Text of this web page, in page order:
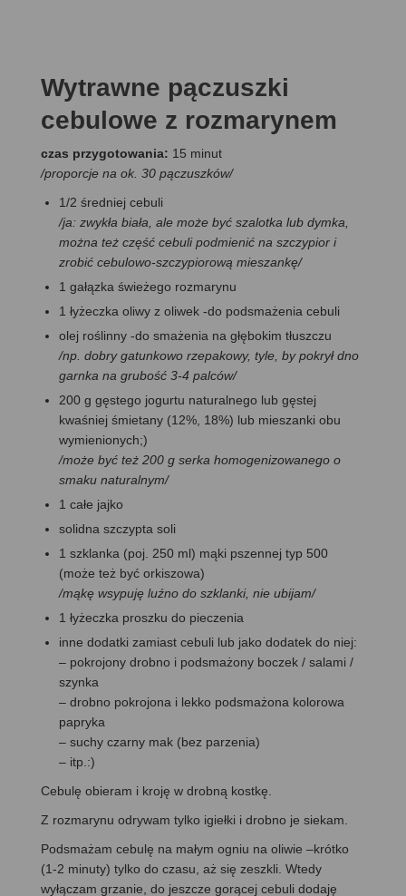
Wytrawne pączuszki
cebulowe z rozmarynem
czas przygotowania: 15 minut
/proporcje na ok. 30 pączuszków/
1/2 średniej cebuli
/ja: zwykła biała, ale może być szalotka lub dymka,
można też część cebuli podmienić na szczypior i
zrobić cebulowo-szczypiorową mieszankę/
1 gałązka świeżego rozmarynu
1 łyżeczka oliwy z oliwek -do podsmażenia cebuli
olej roślinny -do smażenia na głębokim tłuszczu
/np. dobry gatunkowo rzepakowy, tyle, by pokrył dno
garnka na grubość 3-4 palców/
200 g gęstego jogurtu naturalnego lub gęstej
kwaśniej śmietany (12%, 18%) lub mieszanki obu
wymienionych;)
/może być też 200 g serka homogenizowanego o
smaku naturalnym/
1 całe jajko
solidna szczypta soli
1 szklanka (poj. 250 ml) mąki pszennej typ 500
(może też być orkiszowa)
/mąkę wsypuję luźno do szklanki, nie ubijam/
1 łyżeczka proszku do pieczenia
inne dodatki zamiast cebuli lub jako dodatek do niej:
– pokrojony drobno i podsmażony boczek / salami /
szynka
– drobno pokrojona i lekko podsmażona kolorowa
papryka
– suchy czarny mak (bez parzenia)
– itp.:)
Cebulę obieram i kroję w drobną kostkę.
Z rozmarynu odrywam tylko igiełki i drobno je siekam.
Podsmażam cebulę na małym ogniu na oliwie –krótko
(1-2 minuty) tylko do czasu, aż się zeszkli. Wtedy
wyłączam grzanie, do jeszcze gorącej cebuli dodaję